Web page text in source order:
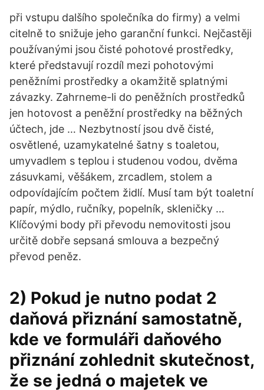
při vstupu dalšího společníka do firmy) a velmi
citelně to snižuje jeho garanční funkci. Nejčastěji
používanými jsou čisté pohotové prostředky,
které představují rozdíl mezi pohotovými
peněžními prostředky a okamžitě splatnými
závazky. Zahrneme-li do peněžních prostředků
jen hotovost a peněžní prostředky na běžných
účtech, jde … Nezbytností jsou dvě čisté,
osvětlené, uzamykatelné šatny s toaletou,
umyvadlem s teplou i studenou vodou, dvěma
zásuvkami, věšákem, zrcadlem, stolem a
odpovídajícím počtem židlí. Musí tam být toaletní
papír, mýdlo, ručníky, popelník, skleničky …
Klíčovými body při převodu nemovitosti jsou
určitě dobře sepsaná smlouva a bezpečný
převod peněz.
2) Pokud je nutno podat 2
daňová přiznání samostatně,
kde ve formuláři daňového
přiznání zohlednit skutečnost,
že se jedná o majetek ve